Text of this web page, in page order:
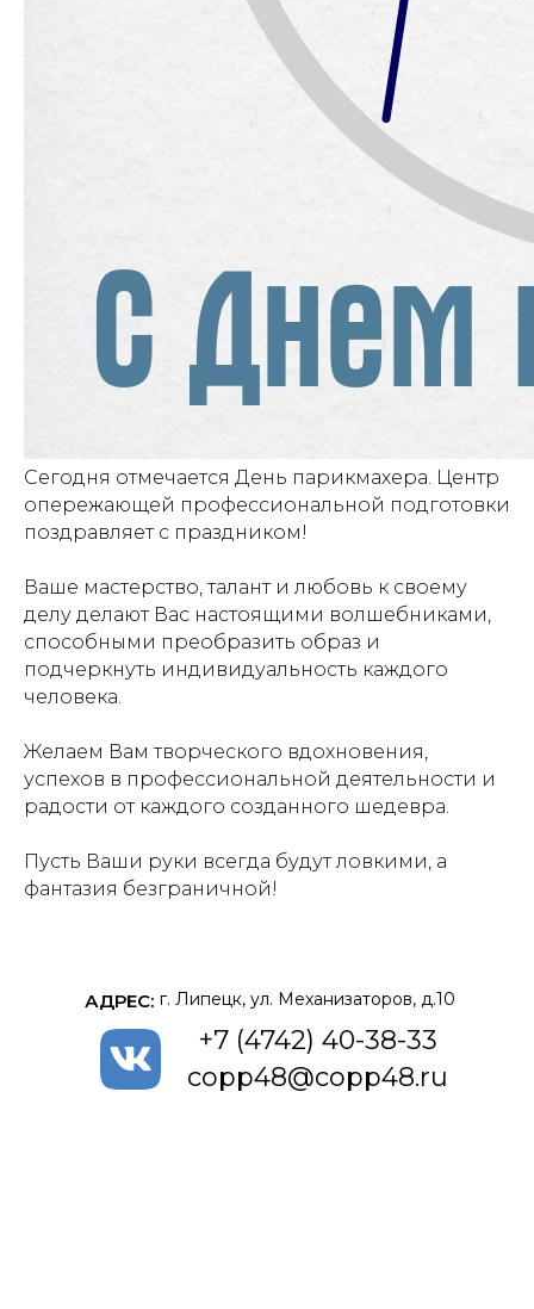
Сегодня отмечается День парикмахера. Центр
опережающей профессиональной подготовки
поздравляет с праздником!
Ваше мастерство, талант и любовь к своему
делу делают Вас настоящими волшебниками,
способными преобразить образ и
подчеркнуть индивидуальность каждого
человека.
Желаем Вам творческого вдохновения,
успехов в профессиональной деятельности и
радости от каждого созданного шедевра.
Пусть Ваши руки всегда будут ловкими, а
фантазия безграничной!
+7 (4742) 40-38-33
copp48@copp48.ru
г. Липецк, ул. Механизаторов, д.10
АДРЕС: